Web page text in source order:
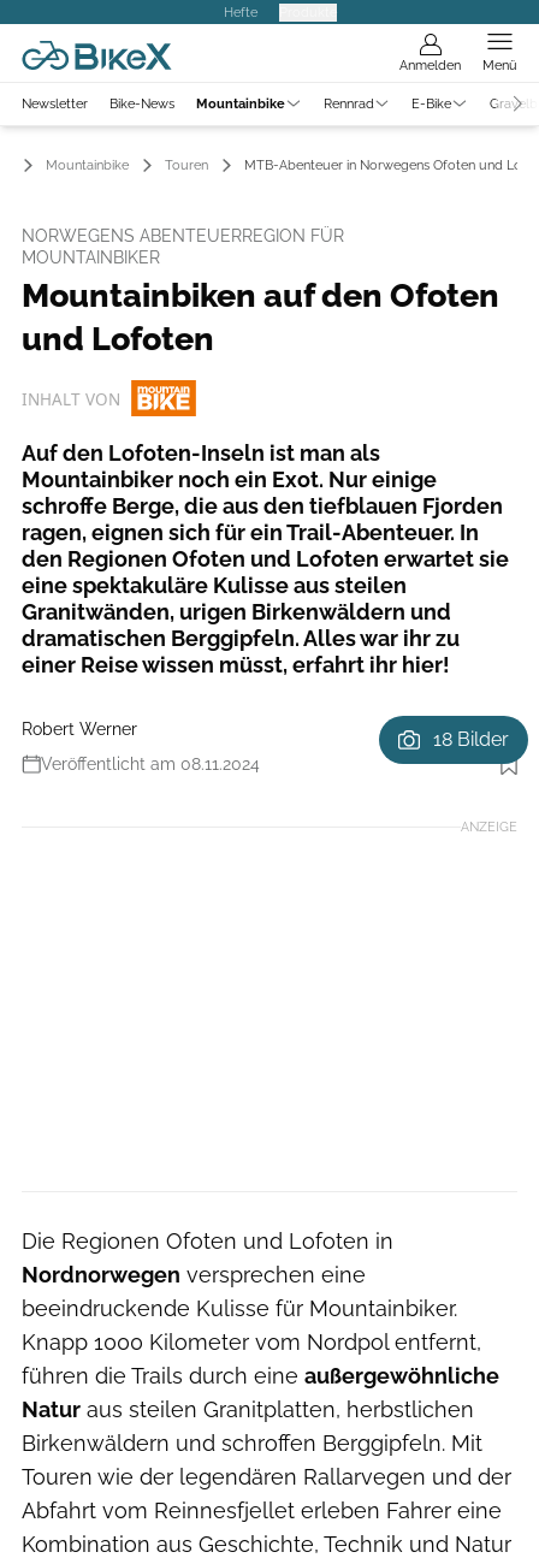
Hefte
Anmelden Menü
Newsletter Bike-News Mountainbike Rennrad E-Bike
Mountainbike Touren MTB-Abenteuer in Norwegens Ofoten und
NORWEGENS ABENTEUERREGION FÜR
MOUNTAINBIKER
Mountainbiken auf den Ofoten
und Lofoten
INHALT VON
Auf den Lofoten-Inseln ist man als
Mountainbiker noch ein Exot. Nur einige
schroffe Berge, die aus den tiefblauen Fjorden
ragen, eignen sich für ein Trail-Abenteuer. In
den Regionen Ofoten und Lofoten erwartet sie
eine spektakuläre Kulisse aus steilen
Granitwänden, urigen Birkenwäldern und
dramatischen Berggipfeln. Alles war ihr zu
einer Reise wissen müsst, erfahrt ihr hier!
Robert Werner
Veröffentlicht am 08.11.2024
Foto: Adrian Greiter
18 Bilder
ANZEIGE
Die Regionen Ofoten und Lofoten in
Nordnorwegen versprechen eine
beeindruckende Kulisse für Mountainbiker.
Knapp 1000 Kilometer vom Nordpol entfernt,
führen die Trails durch eine außergewöhnliche
Natur aus steilen Granitplatten, herbstlichen
Birkenwäldern und schroffen Berggipfeln. Mit
Touren wie der legendären Rallarvegen und der
Abfahrt vom Reinnesfjellet erleben Fahrer eine
Kombination aus Geschichte, Technik und Natur